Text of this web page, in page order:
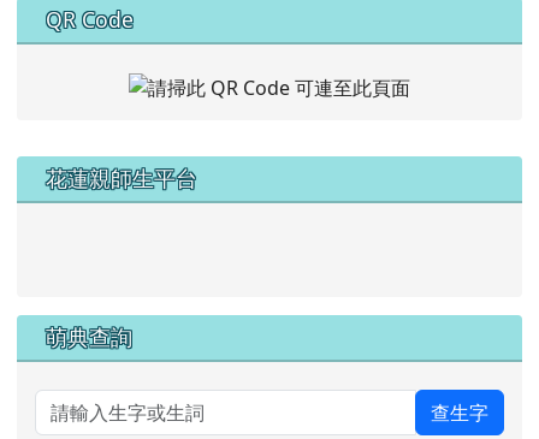
QR Code
左邊區域內容
花蓮親師生平台
萌典查詢
查生字